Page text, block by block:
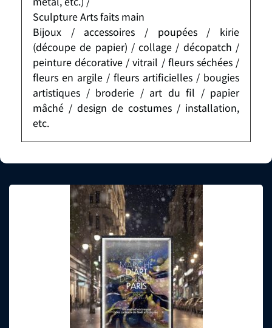
Sculpture Arts faits main
Bijoux / accessoires / poupées / kirie
(découpe de papier) / collage / décopatch /
peinture décorative / vitrail / fleurs séchées /
fleurs en argile / fleurs artificielles / bougies
artistiques / broderie / art du fil / papier
mâché / design de costumes / installation,
etc.